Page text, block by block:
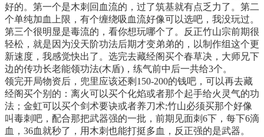
好的。第一个是木刺回血流的，过了筑基就有点乏力了。第二
个单纯加血上限，有个缠绕吸血流好像可以选吧，我没玩过。
第三个很明显是毒流的，看你想玩哪个了。反正竹山宗前期很
轻松，就是因为没天阶功法后期才变弟弟的，以制作组这个更
新速度，我感觉快出了。选完去藏经阁买个春草决，大师兄下
边的传功长老能领功法(木盾)，练气前中后一共给3个。
领完开局物资后，兜里应该还剩150-200的钱吧，可以再去藏
经阁买个别的：离火可以买个化焰或者那个起手给火灵气的功
法；金虹可以买个剑术要诀或者养刀术;竹山必须买那个好像
叫毒刺吧，配合那把武器强的一批，前期见面刺6下，每下6滴
血，36血就秒了，用木刺也能打挺多血，反正强的是武器。